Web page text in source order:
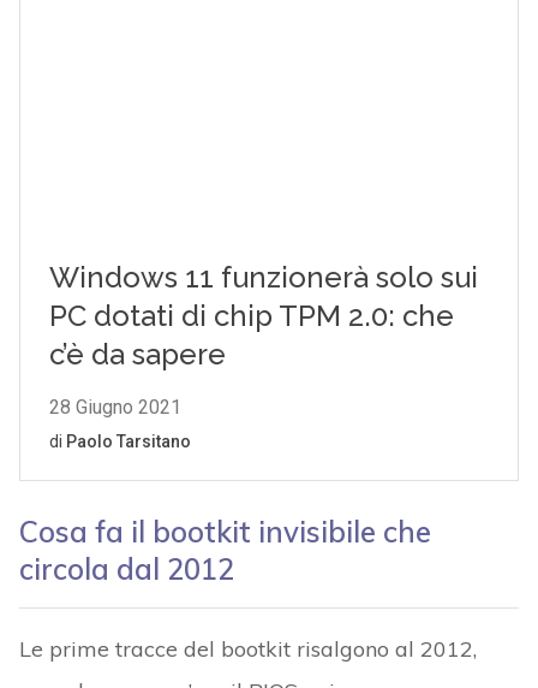
Cosa fa il bootkit invisibile che
circola dal 2012
Le prime tracce del bootkit risalgono al 2012,